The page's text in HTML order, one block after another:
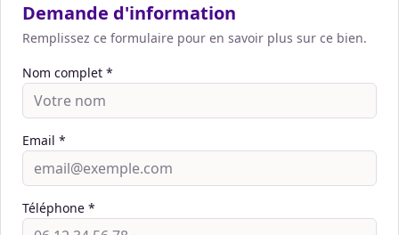
Demande d'information
Remplissez ce formulaire pour en savoir plus sur ce bien.
Nom complet *
Email *
Téléphone *